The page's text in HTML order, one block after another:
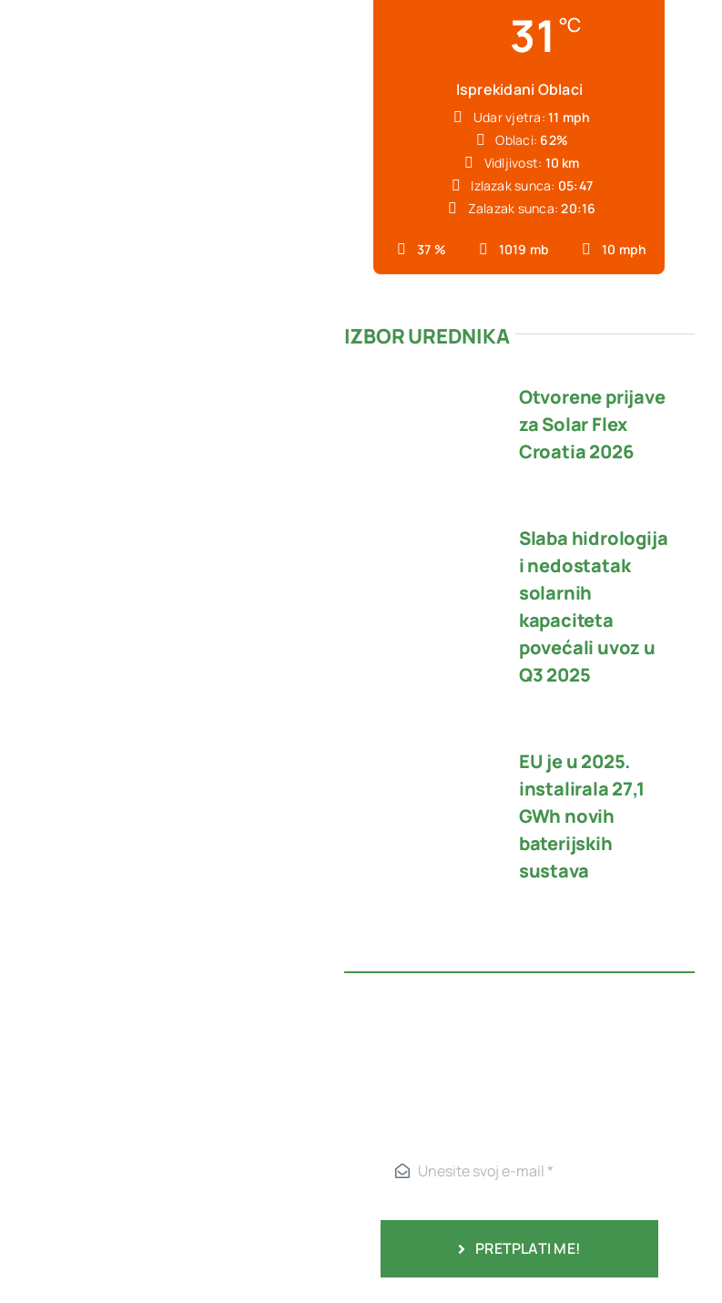
31 °C
Isprekidani Oblaci
37 % 1019 mb 10 mph
Udar vjetra: 11 mph
Oblaci: 62%
Vidljivost: 10 km
Izlazak sunca: 05:47
Zalazak sunca: 20:16
IZBOR UREDNIKA
Otvorene prijave
za Solar Flex
Croatia 2026
Slaba hidrologija
i nedostatak
solarnih
kapaciteta
povećali uvoz u
Q3 2025
EU je u 2025.
instalirala 27,1
GWh novih
baterijskih
sustava
PRETPLATI ME!